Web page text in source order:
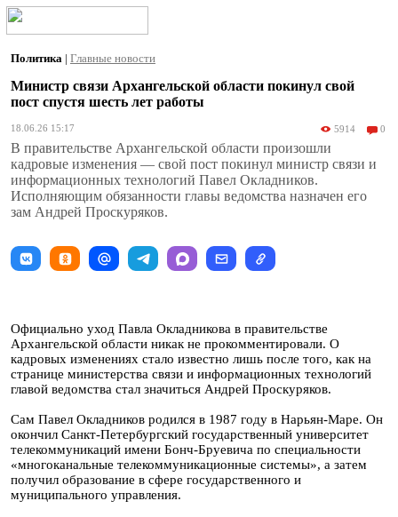
Политика | Главные новости
Министр связи Архангельской области покинул свой
пост спустя шесть лет работы
18.06.26 15:17 5914 0
В правительстве Архангельской области произошли
кадровые изменения — свой пост покинул министр связи и
информационных технологий Павел Окладников.
Исполняющим обязанности главы ведомства назначен его
зам Андрей Проскуряков.
Официально уход Павла Окладникова в правительстве
Архангельской области никак не прокомментировали. О
кадровых изменениях стало известно лишь после того, как на
странице министерства связи и информационных технологий
главой ведомства стал значиться Андрей Проскуряков.
Сам Павел Окладников родился в 1987 году в Нарьян-Маре. Он
окончил Санкт-Петербургский государственный университет
телекоммуникаций имени Бонч-Бруевича по специальности
«многоканальные телекоммуникационные системы», а затем
получил образование в сфере государственного и
муниципального управления.